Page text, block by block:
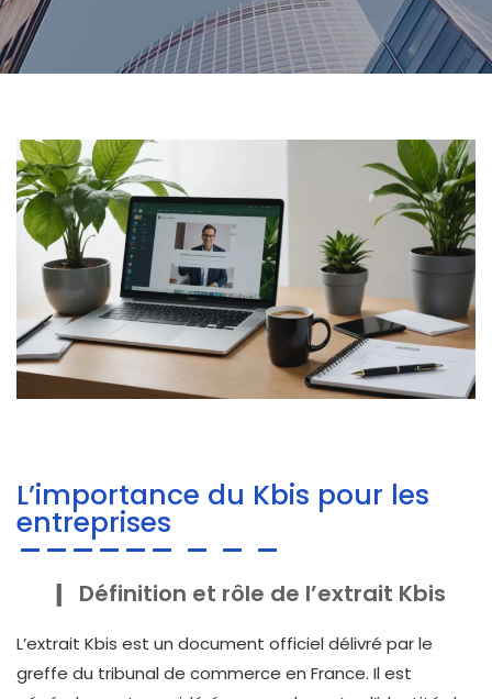
L’importance du Kbis pour les
entreprises
Définition et rôle de l’extrait Kbis
L’extrait Kbis est un document officiel délivré par le
greffe du tribunal de commerce en France. Il est